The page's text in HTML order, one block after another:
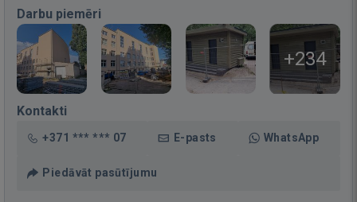
Darbu piemēri
+234
Kontakti
+371 *** *** 07 E-pasts WhatsApp
Piedāvāt pasūtījumu